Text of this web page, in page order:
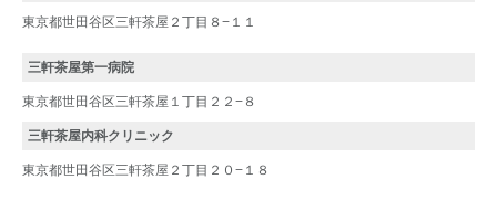
東京都世田谷区三軒茶屋２丁目８−１１
三軒茶屋第一病院
東京都世田谷区三軒茶屋１丁目２２−８
三軒茶屋内科クリニック
東京都世田谷区三軒茶屋２丁目２０−１８